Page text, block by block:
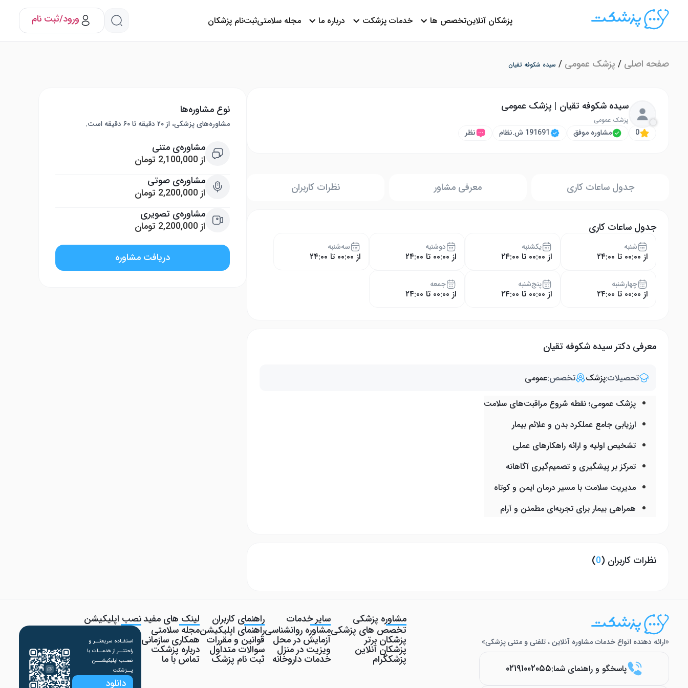
پزشکان آنلاینتخصص ها خدمات پزشکت درباره ما مجله سلامتیثبت‌نام پزشکان ورود/ثبت نام
صفحه اصلی / پزشک عمومی / سیده شکوفه تقیان
سیده شکوفه تقیان | پزشک عمومی
پزشک عمومی
0 مشاوره موفق 191691 ش.نظام نظر
جدول ساعات کاری معرفی مشاور نظرات کاربران
جدول ساعات کاری
شنبه
از ۰۰:۰۰ تا ۲۴:۰۰
یکشنبه
از ۰۰:۰۰ تا ۲۴:۰۰
دوشنبه
از ۰۰:۰۰ تا ۲۴:۰۰
سه‌شنبه
از ۰۰:۰۰ تا ۲۴:۰۰
چهار‌شنبه
از ۰۰:۰۰ تا ۲۴:۰۰
پنج‌شنبه
از ۰۰:۰۰ تا ۲۴:۰۰
جمعه
از ۰۰:۰۰ تا ۲۴:۰۰
معرفی دکتر سیده شکوفه تقیان
تحصیلات:پزشک تخصص:عمومی
پزشک عمومی؛ نقطه شروع مراقبت‌های سلامت
ارزیابی جامع عملکرد بدن و علائم بیمار
تشخیص اولیه و ارائه راهکارهای عملی
تمرکز بر پیشگیری و تصمیم‌گیری آگاهانه
مدیریت سلامت با مسیر درمان ایمن و کوتاه
همراهی بیمار برای تجربه‌ای مطمئن و آرام
نظرات کاربران (0
)
نوع مشاوره‌ها
مشاوره‌های پزشکی، از ۲۰ دقیقه تا ۶۰ دقیقه است.
مشاوره‌ی متنی
از 2,100,000 تومان
مشاوره‌ی صوتی
از 2,200,000 تومان
مشاوره‌ی تصویری
از 2,200,000 تومان
دریافت مشاوره
«ارائه دهنده انواع خدمات مشاوره آنلاین ، تلفنی و متنی پزشکی»
پاسخگو و راهنمای شما:۰۲۱۹۱۰۰۲۰۵۵
مشاوره پزشکی
تخصص های پزشکی
پزشکان برتر
پزشکان آنلاین
پزشکگرام
سایر خدمات
مشاوره روانشناسی
آزمایش در محل
ویزیت در منزل
خدمات داروخانه
راهنمای کاربران
راهنمای اپلیکیشن
قوانین و مقررات
سوالات متداول
ثبت نام پزشک
لینک های مفید
مجله سلامتی
همکاری سازمانی
درباره پزشکت
تماس با ما
نصب اپلیکیشن
استفـاده سریعتــر و
راحتتــر از خدمــات با
نصـب اپلیکیشـــن
پــزشکت
دانلود